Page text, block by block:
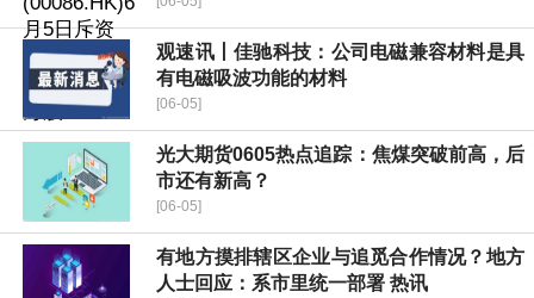
观速讯丨佳驰科技：公司电磁兼容材料是具
有电磁吸波功能的材料
[06-05]
光大期货0605热点追踪：焦煤突破前高，后
市还有新高？
[06-05]
有地方摸排辖区企业与追觅合作情况？地方
人士回应：系市里统一部署 热讯